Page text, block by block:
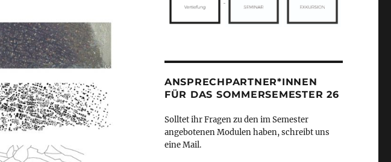
ANSPRECHPARTNER*INNEN
FÜR DAS SOMMERSEMESTER 26
Solltet ihr Fragen zu den im Semester
angebotenen Modulen haben, schreibt uns
eine Mail.